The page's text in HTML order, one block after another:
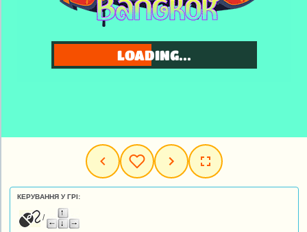
КЕРУВАННЯ У ГРІ:
/